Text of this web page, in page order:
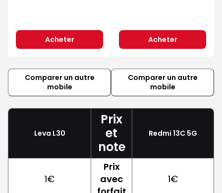
Acheter Acheter
Comparer un autre
mobile
Comparer un autre
mobile
Leva L30
Prix
et
note
Redmi 13C 5G
1€
Prix
avec
1€